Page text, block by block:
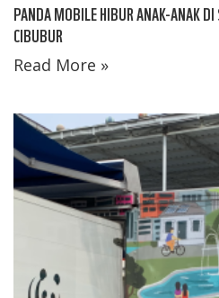
PANDA MOBILE HIBUR ANAK-ANAK DI
CIBUBUR
Read More »